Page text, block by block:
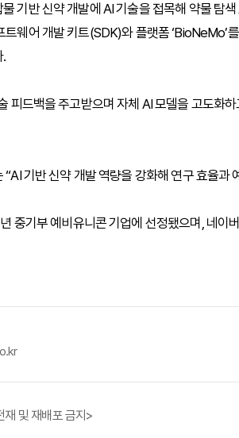
기반 신약 개발에 AI 기술을 접목해 약물 탐
웨어 개발 키트(SDK)와 플랫폼 ‘BioNeMo’
.
피드백을 주고받으며 자체 AI 모델을 고도화
기반 신약 개발 역량을 강화해 연구 효율과
중기부 예비유니콘 기업에 선정됐으며, 네이
및 재배포 금지>